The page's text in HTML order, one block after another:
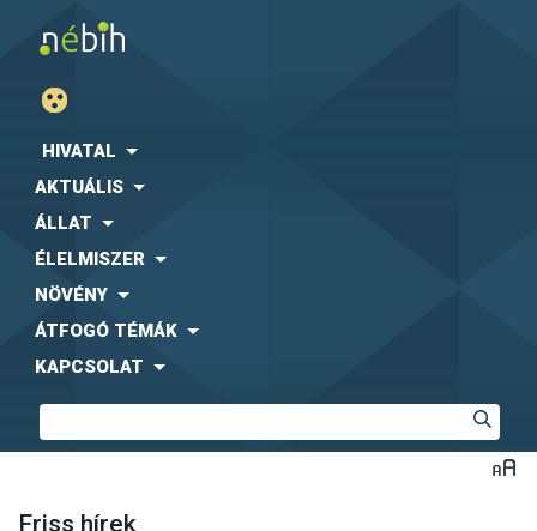
HIVATAL
AKTUÁLIS
ÁLLAT
ÉLELMISZER
NÖVÉNY
ÁTFOGÓ TÉMÁK
KAPCSOLAT
Friss hírek